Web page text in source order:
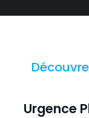
Urgence